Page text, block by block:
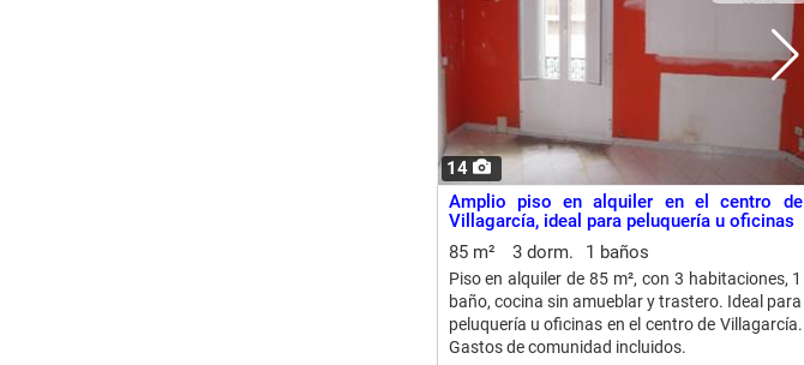
14
Amplio piso en alquiler en el centro de
Villagarcía, ideal para peluquería u oficinas
85 m²
3 dorm. 1 baños
Piso en alquiler de 85 m², con 3 habitaciones, 1
baño, cocina sin amueblar y trastero. Ideal para
peluquería u oficinas en el centro de Villagarcía.
Gastos de comunidad incluidos.